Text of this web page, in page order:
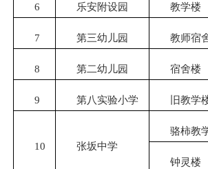
6 乐安附设园 教学楼
7 第三幼儿园 教师宿
8 第二幼儿园 宿舍楼
9 第八实验小学 旧教学
10 张坂中学
骆柿教
钟灵楼